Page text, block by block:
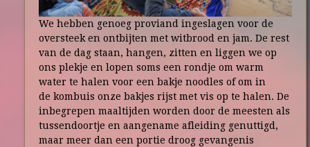
We hebben genoeg proviand ingeslagen voor de
oversteek en ontbijten met witbrood en jam. De rest
van de dag staan, hangen, zitten en liggen we op
ons plekje en lopen soms een rondje om warm
water te halen voor een bakje noodles of om in
de kombuis onze bakjes rijst met vis op te halen. De
inbegrepen maaltijden worden door de meesten als
tussendoortje en aangename afleiding genuttigd,
maar meer dan een portie droog gevangenis